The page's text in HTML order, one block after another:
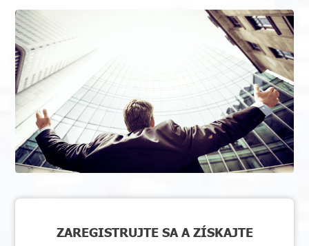
ZAREGISTRUJTE SA A ZÍSKAJTE